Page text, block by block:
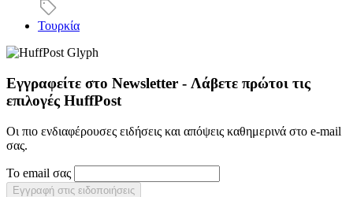
Τουρκία
Εγγραφείτε στο Newsletter - Λάβετε πρώτοι τις
επιλογές HuffPost
Οι πιο ενδιαφέρουσες ειδήσεις και απόψεις καθημερινά στο e-mail
σας.
Το email σας
Εγγραφή στις ειδοποιήσεις